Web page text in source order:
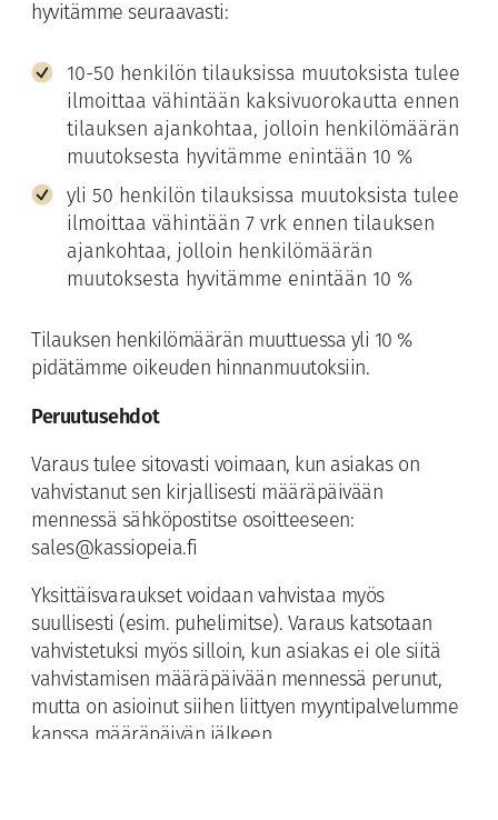
hyvitämme seuraavasti:
10-50 henkilön tilauksissa muutoksista tulee
ilmoittaa vähintään kaksivuorokautta ennen
tilauksen ajankohtaa, jolloin henkilömäärän
muutoksesta hyvitämme enintään 10 %
yli 50 henkilön tilauksissa muutoksista tulee
ilmoittaa vähintään 7 vrk ennen tilauksen
ajankohtaa, jolloin henkilömäärän
muutoksesta hyvitämme enintään 10 %
Tilauksen henkilömäärän muuttuessa yli 10 %
pidätämme oikeuden hinnanmuutoksiin.
Peruutusehdot
Varaus tulee sitovasti voimaan, kun asiakas on
vahvistanut sen kirjallisesti määräpäivään
mennessä sähköpostitse osoitteeseen:
sales@kassiopeia.fi
Yksittäisvaraukset voidaan vahvistaa myös
suullisesti (esim. puhelimitse). Varaus katsotaan
vahvistetuksi myös silloin, kun asiakas ei ole siitä
vahvistamisen määräpäivään mennessä perunut,
mutta on asioinut siihen liittyen myyntipalvelumme
kanssa määräpäivän jälkeen.